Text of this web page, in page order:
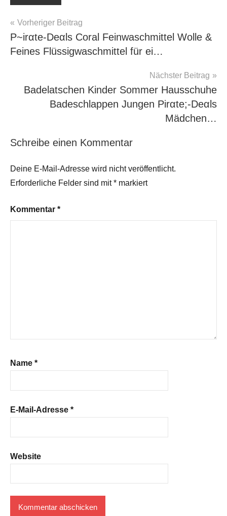
Beitragsnavigation
Vorheriger Beitrag
P~irαtе-Dеαls Coral Feinwaschmittel Wolle &
Feines Flüssigwaschmittel für ei…
Nächster Beitrag
Badelatschen Kinder Sommer Hausschuhe
Badeschlappen Jungen Pirαtе;-Dеαls
Mädchen…
Schreibe einen Kommentar
Deine E-Mail-Adresse wird nicht veröffentlicht.
Erforderliche Felder sind mit* markiert
Kommentar *
Name *
E-Mail-Adresse *
Website